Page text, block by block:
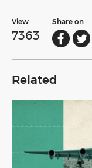
View
7363
Share on
Related